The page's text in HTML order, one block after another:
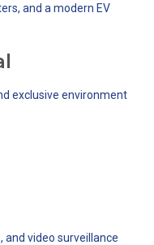
and a modern EV
exclusive environment
and video surveillance